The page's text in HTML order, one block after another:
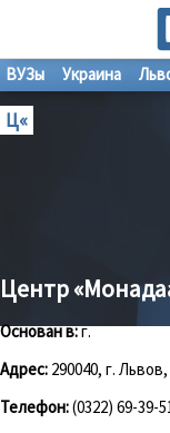
ВУЗы Украина
Ц«
Центр
Основан в:г.
Адрес: 290040, г.
Телефон:(0322) 69-39-